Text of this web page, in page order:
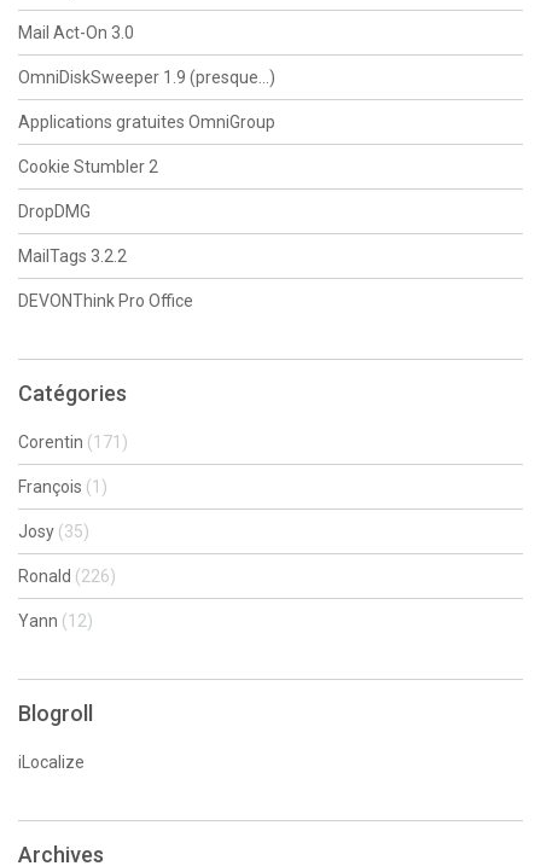
Mail Act-On 3.0
OmniDiskSweeper 1.9 (presque…)
Applications gratuites OmniGroup
Cookie Stumbler 2
DropDMG
MailTags 3.2.2
DEVONThink Pro Office
Catégories
Corentin (171)
François (1)
Josy (35)
Ronald (226)
Yann (12)
Blogroll
iLocalize
Archives